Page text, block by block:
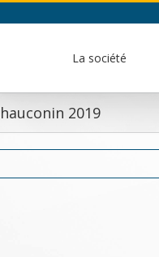
La société
2019